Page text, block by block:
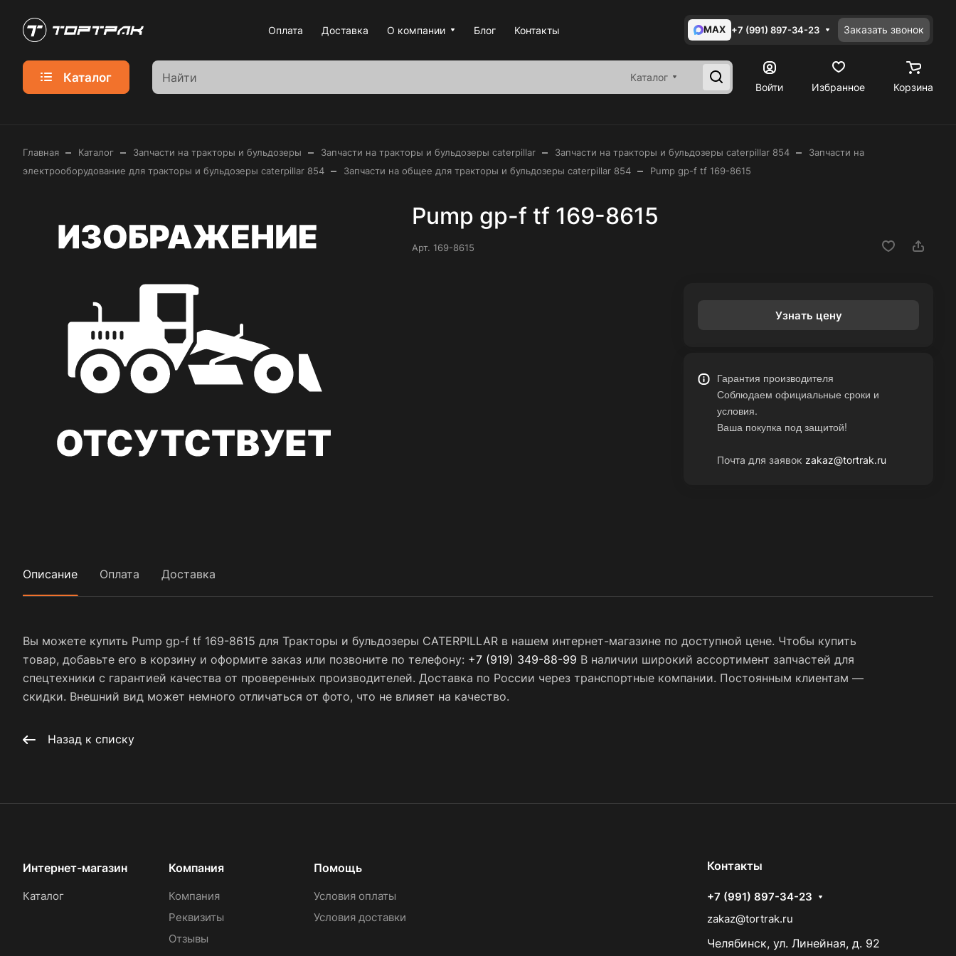
Оплата Доставка О компании Блог Контакты MAX +7 (991) 897-34-23 Заказать звонок
Каталог
Каталог
Войти
Избранное Корзина
Главная – Каталог – Запчасти на тракторы и бульдозеры – Запчасти на тракторы и бульдозеры caterpillar – Запчасти на тракторы и бульдозеры caterpillar 854 –
Запчасти на
электрооборудование для тракторы и бульдозеры caterpillar 854 – Запчасти на общее для тракторы и бульдозеры caterpillar 854 – Pump gp-f tf 169-8615
Pump gp-f tf 169-8615
Арт. 169-8615
Узнать цену
Гарантия производителя
Соблюдаем официальные сроки и
условия.
Ваша покупка под защитой!
Почта для заявок zakaz@tortrak.ru
Описание Оплата Доставка
Вы можете купить Pump gp-f tf 169-8615 для Тракторы и бульдозеры CATERPILLAR в нашем интернет-магазине по доступной цене. Чтобы купить
товар, добавьте его в корзину и оформите заказ или позвоните по телефону: +7 (919) 349-88-99 В наличии широкий ассортимент запчастей для
спецтехники с гарантией качества от проверенных производителей. Доставка по России через транспортные компании. Постоянным клиентам —
скидки. Внешний вид может немного отличаться от фото, что не влияет на качество.
Назад к списку
Интернет-магазин
Каталог
Компания
Компания
Реквизиты
Отзывы
Помощь
Условия оплаты
Условия доставки
Контакты
+7 (991) 897-34-23
zakaz@tortrak.ru
Челябинск, ул. Линейная, д. 92